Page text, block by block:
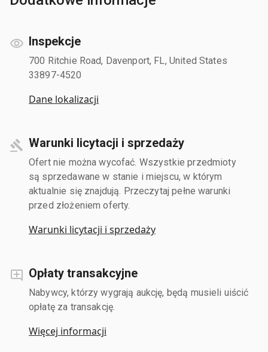
Inspekcje
700 Ritchie Road, Davenport, FL, United States
33897-4520
Dane lokalizacji
Warunki licytacji i sprzedaży
Ofert nie można wycofać. Wszystkie przedmioty
są sprzedawane w stanie i miejscu, w którym
aktualnie się znajdują. Przeczytaj pełne warunki
przed złożeniem oferty.
Warunki licytacji i sprzedaży
Opłaty transakcyjne
Nabywcy, którzy wygrają aukcję, będą musieli uiścić
opłatę za transakcję.
Więcej informacji